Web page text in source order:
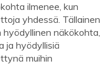
ilmenee, kun
yhdessä. Tällainen
näkökohta,
ja hyödyllisiä
muihin